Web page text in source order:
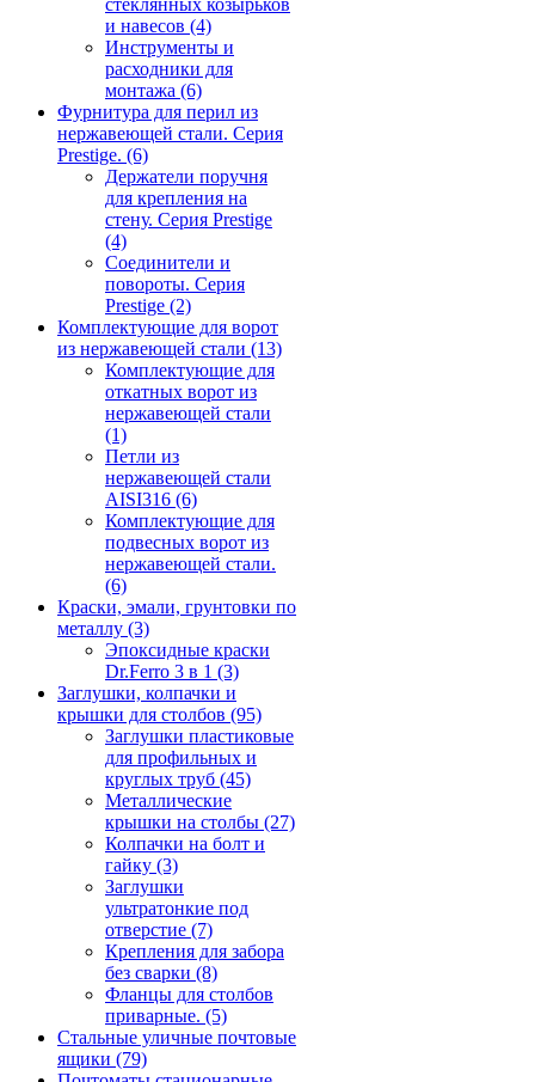
стеклянных козырьков
и навесов (4)
Инструменты и
расходники для
монтажа (6)
Фурнитура для перил из
нержавеющей стали. Серия
Prestige. (6)
Держатели поручня
для крепления на
стену. Серия Prestige
(4)
Соединители и
повороты. Серия
Prestige (2)
Комплектующие для ворот
из нержавеющей стали (13)
Комплектующие для
откатных ворот из
нержавеющей стали
(1)
Петли из
нержавеющей стали
AISI316 (6)
Комплектующие для
подвесных ворот из
нержавеющей стали.
(6)
Краски, эмали, грунтовки по
металлу (3)
Эпоксидные краски
Dr.Ferro 3 в 1 (3)
Заглушки, колпачки и
крышки для столбов (95)
Заглушки пластиковые
для профильных и
круглых труб (45)
Металлические
крышки на столбы (27)
Колпачки на болт и
гайку (3)
Заглушки
ультратонкие под
отверстие (7)
Крепления для забора
без сварки (8)
Фланцы для столбов
приварные. (5)
Стальные уличные почтовые
ящики (79)